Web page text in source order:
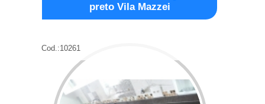
preto Vila Mazzei
Cod.:10261